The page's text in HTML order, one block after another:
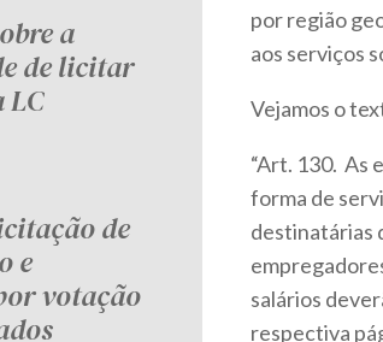
a
de licitar
LC
de
e
votação
por região
aos serviços
Vejamos o
“Art. 130. As
forma de
destinatárias
salários
respectiva